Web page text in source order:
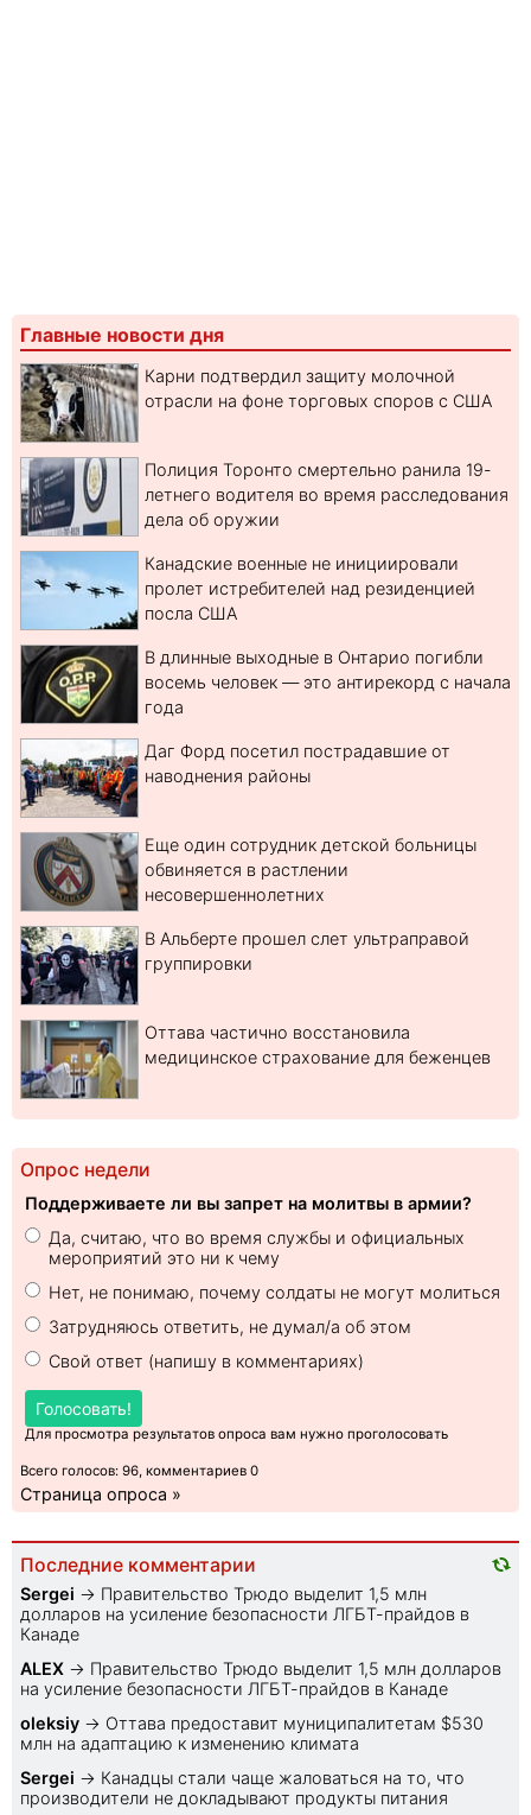
Главные новости дня
Карни подтвердил защиту молочной
отрасли на фоне торговых споров с США
Полиция Торонто смертельно ранила 19-
летнего водителя во время расследования
дела об оружии
Канадские военные не инициировали
пролет истребителей над резиденцией
посла США
В длинные выходные в Онтарио погибли
восемь человек — это антирекорд с начала
года
Даг Форд посетил пострадавшие от
наводнения районы
Еще один сотрудник детской больницы
обвиняется в растлении
несовершеннолетних
В Альберте прошел слет ультраправой
группировки
Оттава частично восстановила
медицинское страхование для беженцев
Опрос недели
Поддерживаете ли вы запрет на молитвы в армии?
Да, считаю, что во время службы и официальных
мероприятий это ни к чему
Нет, не понимаю, почему солдаты не могут молиться
Затрудняюсь ответить, не думал/а об этом
Свой ответ (напишу в комментариях)
Голосовать!
Для просмотра результатов опроса вам нужно проголосовать
Всего голосов: 96, комментариев 0
Страница опроса »
Последние комментарии
Sеrgei → Правительство Трюдо выделит 1,5 млн
долларов на усиление безопасности ЛГБТ-прайдов в
Канаде
ALEX → Правительство Трюдо выделит 1,5 млн долларов
на усиление безопасности ЛГБТ-прайдов в Канаде
oleksiy → Оттава предоставит муниципалитетам $530
млн на адаптацию к изменению климата
Sеrgei → Канадцы стали чаще жаловаться на то, что
производители не докладывают продукты питания